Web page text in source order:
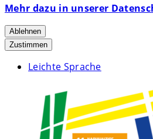
Mehr dazu in unserer
Ablehnen
Zustimmen
Leichte Sprache